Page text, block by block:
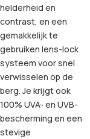
helderheid en
contrast, en een
gemakkelijk te
gebruiken lens-lock
systeem voor snel
verwisselen op de
berg. Je krijgt ook
100% UVA- en UVB-
bescherming en een
stevige